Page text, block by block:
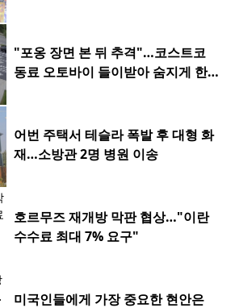
"포옹 장면 본 뒤 추격"…코스트코
동료 오토바이 들이받아 숨지게 한 2
어번 주택서 테슬라 폭발 후 대형 화
재…소방관 2명 병원 이송
호르무즈 재개방 막판 협상…"이란
수수료 최대 7% 요구"
미국인들에게 가장 중요한 현안은